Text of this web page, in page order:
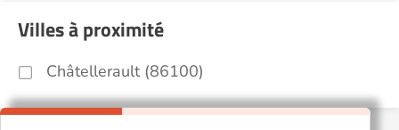
Villes à proximité
Châtellerault (86100)